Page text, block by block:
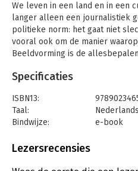
We leven in een land en in een
langer alleen een journalistiek
politieke norm: het gaat niet
vooral ook om de manier
Beeldvorming is de
of het beleid van het kabinet is
in de verschillende
publieke debat zich steeds
omringd door kiezers die
InEn mijn tafelheer is
Specificaties
ISBN13:
Taal:
Nederlands
Bindwijze:
e-book
Bestandsformaat:
Lezersrecensies